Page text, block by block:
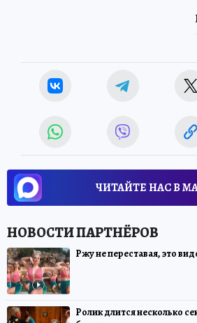
ЧИТАЙТЕ НАС В
Ржу не переставая, это
Ролик длится несколько